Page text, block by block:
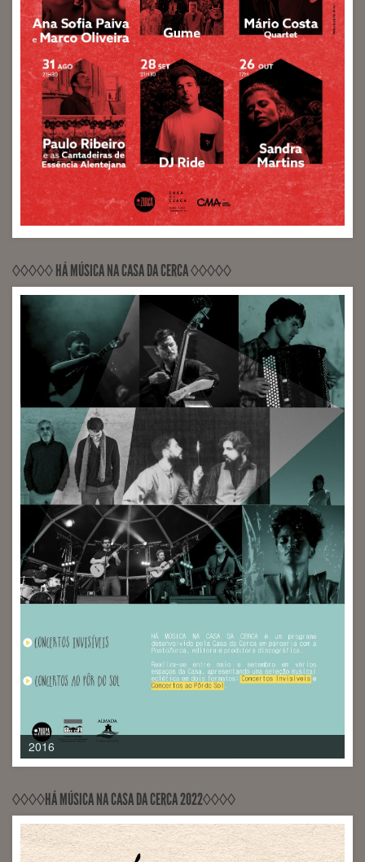
◊◊◊◊◊ HÁ MÚSICA NA CASA DA CERCA ◊◊◊◊◊
2017
◊◊◊◊HÁ MÚSICA NA CASA DA CERCA 2022◊◊◊◊